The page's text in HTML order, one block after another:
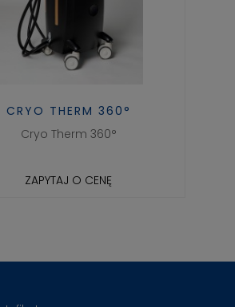
CRYO THERM 360°
Cryo Therm 360°
ZAPYTAJ O CENĘ